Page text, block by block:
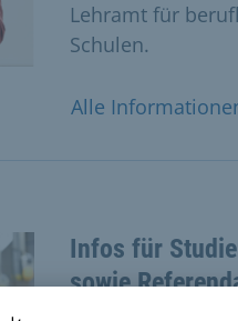
Lehramt für
Schulen.
Alle
Infos für
sowie